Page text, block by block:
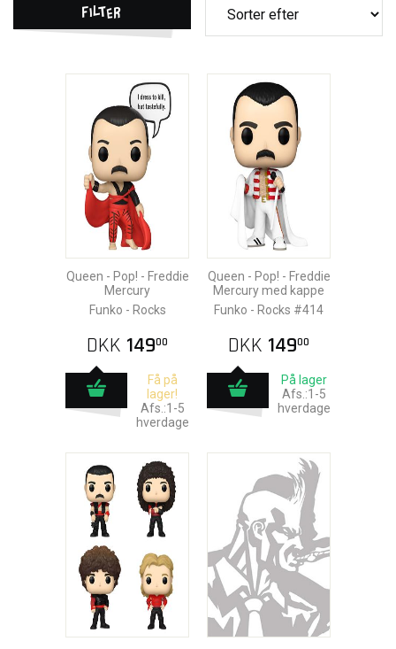
Filter
Queen - Pop! - Freddie
Mercury
Funko - Rocks
DKK 14900
Få på
lager!
Afs.:1-5
hverdage
Queen - Pop! - Freddie
Mercury med kappe
Funko - Rocks #414
DKK 14900
På lager
Afs.:1-5
hverdage